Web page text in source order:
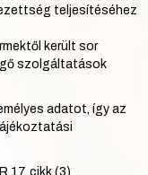
teljesítéséhez
került sor
szolgáltatások
adatot, így az
17. cikk (3)